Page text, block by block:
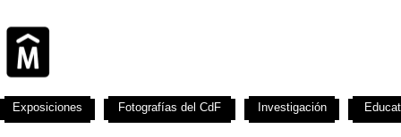
Exposiciones Fotografías del CdF Investigación